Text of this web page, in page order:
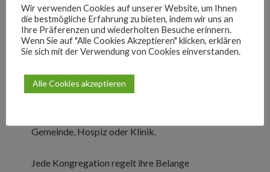
erfordern.
Faktisch ist das Oratorium in Mitteleuropa eine
Priestergemeinschaft geworden, auch wenn die
ist. Laienmitglieder gibt es nur in sehr wenigen
Gemeinde, Hospiz oder Klinik.
Jede Kongregation regelt ihre Belange
Wir verwenden Cookies auf unserer Website, um Ihnen
die bestmögliche Erfahrung zu bieten, indem wir uns an
Ihre Präferenzen und wiederholten Besuche erinnern.
Wenn Sie auf "Alle Cookies Akzeptieren" klicken, erklären
Sie sich mit der Verwendung von Cookies einverstanden.
Alle Cookies akzeptieren